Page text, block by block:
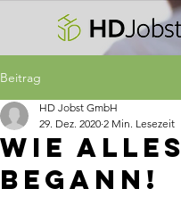
Beitrag
Wie alles
begann!
HD Jobst GmbH
29. Dez. 2020 2 Min. Lesezeit